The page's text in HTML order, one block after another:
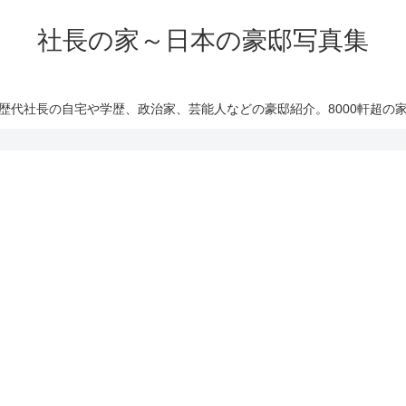
社長の家～日本の豪邸写真集
代社長の自宅や学歴、政治家、芸能人などの豪邸紹介。8000軒超の家